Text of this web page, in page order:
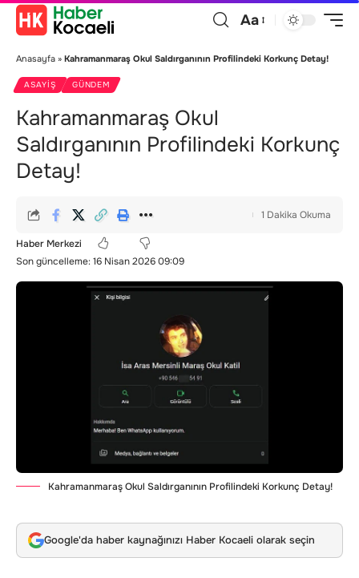
Aa
Anasayfa » Kahramanmaraş Okul Saldırganının Profilindeki Korkunç Detay!
ASAYIŞ GÜNDEM
Kahramanmaraş Okul
Saldırganının Profilindeki Korkunç
Detay!
Son güncelleme: 16 Nisan 2026 09:09
Haber Merkezi
1 Dakika Okuma
Kahramanmaraş Okul Saldırganının Profilindeki Korkunç Detay!
Google'da haber kaynağınızı Haber Kocaeli olarak seçin